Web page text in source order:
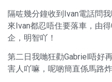
隔咗幾分鐘收到Ivan電話問
來Ivan都忍唔住要落車，由
企，明智吖！
第二日我哋狂勸Gabriel唔好
害人吖嘛，呢啲簡直係馬路炸